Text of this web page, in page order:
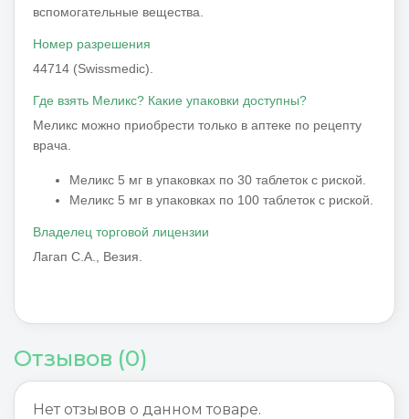
вспомогательные вещества.
Номер разрешения
44714 (Swissmedic).
Где взять Меликс? Какие упаковки доступны?
Меликс можно приобрести только в аптеке по рецепту
врача.
Меликс 5 мг в упаковках по 30 таблеток с риской.
Меликс 5 мг в упаковках по 100 таблеток с риской.
Владелец торговой лицензии
Лагап С.А., Везия.
Отзывов (0)
Нет отзывов о данном товаре.